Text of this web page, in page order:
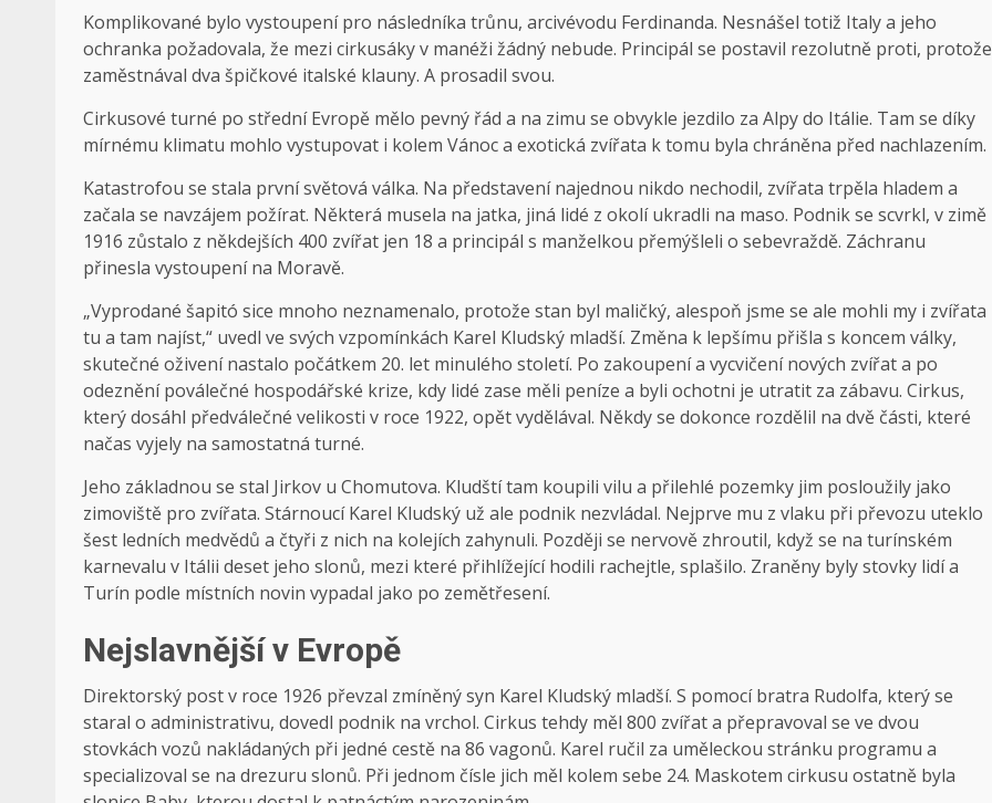
Komplikované bylo vystoupení pro následníka trůnu, arcivévodu Ferdinanda. Nesnášel totiž Italy a jeho
ochranka požadovala, že mezi cirkusáky v manéži žádný nebude. Principál se postavil rezolutně proti, protože
zaměstnával dva špičkové italské klauny. A prosadil svou.
Cirkusové turné po střední Evropě mělo pevný řád a na zimu se obvykle jezdilo za Alpy do Itálie. Tam se díky
mírnému klimatu mohlo vystupovat i kolem Vánoc a exotická zvířata k tomu byla chráněna před nachlazením.
Katastrofou se stala první světová válka. Na představení najednou nikdo nechodil, zvířata trpěla hladem a
začala se navzájem požírat. Některá musela na jatka, jiná lidé z okolí ukradli na maso. Podnik se scvrkl, v zimě
1916 zůstalo z někdejších 400 zvířat jen 18 a principál s manželkou přemýšleli o sebevraždě. Záchranu
přinesla vystoupení na Moravě.
„Vyprodané šapitó sice mnoho neznamenalo, protože stan byl maličký, alespoň jsme se ale mohli my i zvířata
tu a tam najíst,“ uvedl ve svých vzpomínkách Karel Kludský mladší. Změna k lepšímu přišla s koncem války,
skutečné oživení nastalo počátkem 20. let minulého století. Po zakoupení a vycvičení nových zvířat a po
odeznění poválečné hospodářské krize, kdy lidé zase měli peníze a byli ochotni je utratit za zábavu. Cirkus,
který dosáhl předválečné velikosti v roce 1922, opět vydělával. Někdy se dokonce rozdělil na dvě části, které
načas vyjely na samostatná turné.
Jeho základnou se stal Jirkov u Chomutova. Kludští tam koupili vilu a přilehlé pozemky jim posloužily jako
zimoviště pro zvířata. Stárnoucí Karel Kludský už ale podnik nezvládal. Nejprve mu z vlaku při převozu uteklo
šest ledních medvědů a čtyři z nich na kolejích zahynuli. Později se nervově zhroutil, když se na turínském
karnevalu v Itálii deset jeho slonů, mezi které přihlížející hodili rachejtle, splašilo. Zraněny byly stovky lidí a
Turín podle místních novin vypadal jako po zemětřesení.
Nejslavnější v Evropě
Direktorský post v roce 1926 převzal zmíněný syn Karel Kludský mladší. S pomocí bratra Rudolfa, který se
staral o administrativu, dovedl podnik na vrchol. Cirkus tehdy měl 800 zvířat a přepravoval se ve dvou
stovkách vozů nakládaných při jedné cestě na 86 vagonů. Karel ručil za uměleckou stránku programu a
specializoval se na drezuru slonů. Při jednom čísle jich měl kolem sebe 24. Maskotem cirkusu ostatně byla